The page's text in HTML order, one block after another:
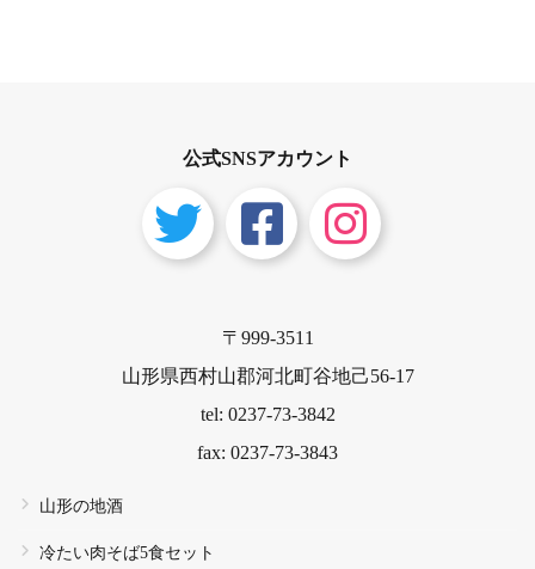
公式SNSアカウント
〒999-3511
山形県西村山郡河北町谷地己56-17
tel: 0237-73-3842
fax: 0237-73-3843
山形の地酒
冷たい肉そば5食セット